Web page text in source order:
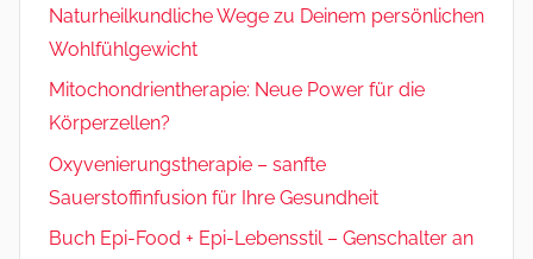
Naturheilkundliche Wege zu Deinem persönlichen
Wohlfühlgewicht
Mitochondrientherapie: Neue Power für die
Körperzellen?
Oxyvenierungstherapie – sanfte
Sauerstoffinfusion für Ihre Gesundheit
Buch Epi-Food + Epi-Lebensstil – Genschalter an